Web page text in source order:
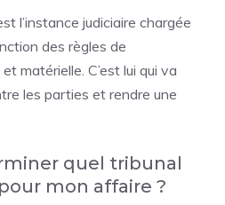
l’instance judiciaire chargée
des règles de
matérielle. C’est lui qui va
les parties et rendre une
quel tribunal
mon affaire ?